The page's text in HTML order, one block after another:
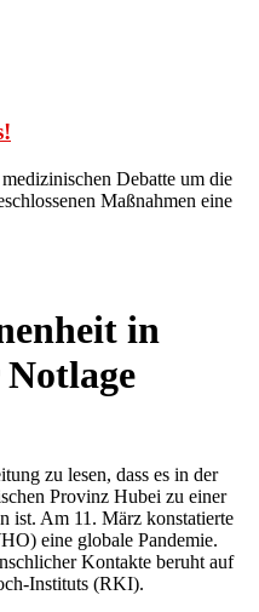
Debatte um die
Maßnahmen eine
in
zu lesen, dass es in der
Provinz Hubei zu einer
ist. Am 11. März konstatierte
eine globale Pandemie.
Kontakte beruht auf
Instituts (RKI).